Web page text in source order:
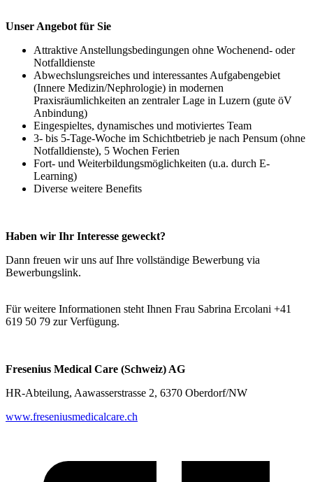
Unser Angebot für Sie
Attraktive Anstellungsbedingungen ohne Wochenend- oder
Notfalldienste
Abwechslungsreiches und interessantes Aufgabengebiet
(Innere Medizin/Nephrologie) in modernen
Praxisräumlichkeiten an zentraler Lage in Luzern (gute öV
Anbindung)
Eingespieltes, dynamisches und motiviertes Team
3- bis 5-Tage-Woche im Schichtbetrieb je nach Pensum (ohne
Notfalldienste), 5 Wochen Ferien
Fort- und Weiterbildungsmöglichkeiten (u.a. durch E-
Learning)
Diverse weitere Benefits
Haben wir Ihr Interesse geweckt?
Dann freuen wir uns auf Ihre vollständige Bewerbung via
Bewerbungslink.
Für weitere Informationen steht Ihnen Frau Sabrina Ercolani +41
619 50 79 zur Verfügung.
Fresenius Medical Care (Schweiz) AG
HR-Abteilung, Aawasserstrasse 2, 6370 Oberdorf/NW
www.freseniusmedicalcare.ch